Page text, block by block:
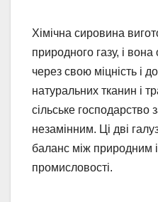
Хімічна сировина
природного газу, і
через свою міцність і
натуральних тканин і
сільське господарство
незамінним. Ці дві
баланс між природним
промисловості.